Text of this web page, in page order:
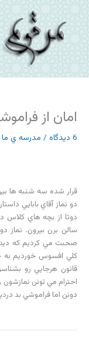
پرش
به
محتوا
امان از
6 دیدگاه / مدرسه ي ما
قرار شده سه شنبه ها
دو نماز آقاي بابايي
دوتا از بچه هاي کلاس
سالن برن بيرون. نماز
صحبت مي کرديم که
کلي افسوس خورديم به
قانون هرجايي رو
احترام مي تونن
دونن اما فراموشي بد